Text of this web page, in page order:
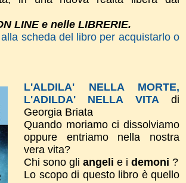
LINE e nelle LIBRERIE.
scheda del libro per acquistarlo o
L'ALDILA' NELLA MORTE,
L'ADILDA' NELLA VITA di
Georgia Briata
Quando moriamo ci dissolviamo
oppure entriamo nella nostra
vera vita?
Chi sono gli angeli e i demoni ?
Lo scopo di questo libro è quello